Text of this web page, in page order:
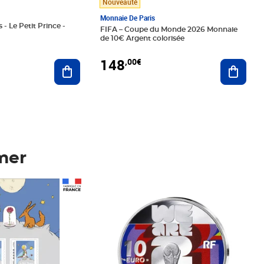
- Le Petit Prince -
Ajouter au panier
Monnaie De Paris
FIFA – Coupe du Monde 2026 Monnaie
de 10€ Argent colorisée
148,00€